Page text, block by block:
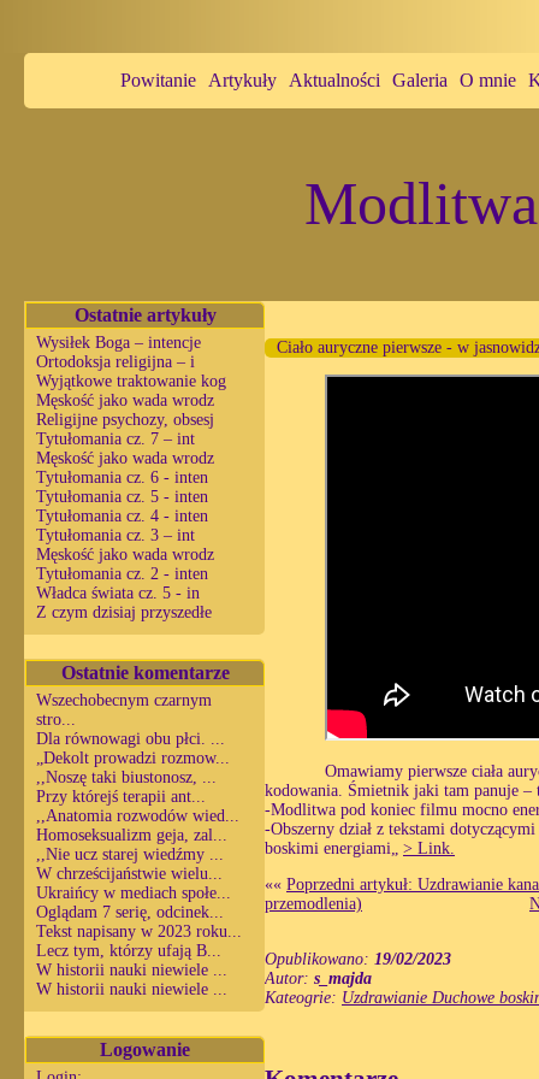
Powitanie Artykuły Aktualności Galeria O mnie
Ostatnie artykuły
Wysiłek Boga – intencje
Ortodoksja religijna – i
Wyjątkowe traktowanie kog
Męskość jako wada wrodz
Religijne psychozy, obsesj
Tytułomania cz. 7 – int
Męskość jako wada wrodz
Tytułomania cz. 6 - inten
Tytułomania cz. 5 - inten
Tytułomania cz. 4 - inten
Tytułomania cz. 3 – int
Męskość jako wada wrodz
Tytułomania cz. 2 - inten
Władca świata cz. 5 - in
Z czym dzisiaj przyszedłe
Ostatnie komentarze
Wszechobecnym czarnym
stro...
Dla równowagi obu płci. ...
„Dekolt prowadzi rozmow...
,,Noszę taki biustonosz, ...
Przy którejś terapii ant...
,,Anatomia rozwodów wied...
Homoseksualizm geja, zal...
,,Nie ucz starej wiedźmy ...
W chrześcijaństwie wielu...
Ukraińcy w mediach społe...
Oglądam 7 serię, odcinek...
Tekst napisany w 2023 roku...
Lecz tym, którzy ufają B...
W historii nauki niewiele ...
W historii nauki niewiele ...
Logowanie
Ciało auryczne pierwsze ‐ w
Omawiamy pierwsze ciała
kodowania. Śmietnik jaki tam panuje –
-Modlitwa pod koniec filmu mocno
-Obszerny dział z tekstami
boskimi energiami„ > Link.
«« Poprzedni artykuł: Uzdrawianie
przemodlenia)
Opublikowano: 19/02/2023
Autor: s_majda
Kateogrie: Uzdrawianie Duchowe